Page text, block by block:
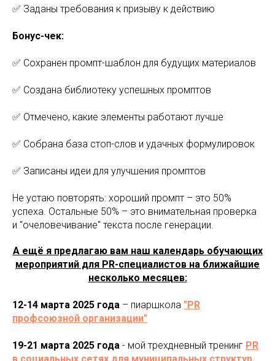
✅ Заданы требования к призыву к действию
Бонус-чек:
✅ Сохранен промпт-шаблон для будущих материалов
✅ Создана библиотеку успешных промптов
✅ Отмечено, какие элементы работают лучше
✅ Собрана база стоп-слов и удачных формулировок
✅ Записаны идеи для улучшения промптов
Не устаю повторять: хороший промпт – это 50%
успеха. Остальные 50% – это внимательная проверка
и "очеловечивание" текста после генерации.
А ещё я предлагаю вам наш календарь обучающих
мероприятий для PR-специалистов на ближайшие
несколько месяцев:
12-14 марта 2025 года – пиаршкола "PR
профсоюзной организации"
19-21 марта 2025 года - мой трехдневный тренинг PR